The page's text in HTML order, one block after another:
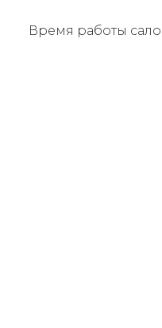
Время работы